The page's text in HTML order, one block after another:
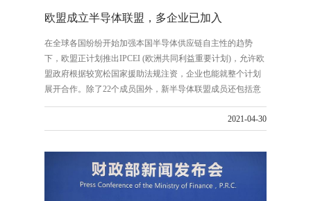
欧盟成立半导体联盟，多企业已加入
在全球各国纷纷开始加强本国半导体供应链自主性的趋势
下，欧盟正计划推出IPCEI (欧洲共同利益重要计划)，允许欧
盟政府根据较宽松国家援助法规注资，企业也能就整个计划
展开合作。除了22个成员国外，新半导体联盟成员还包括意
2021-04-30